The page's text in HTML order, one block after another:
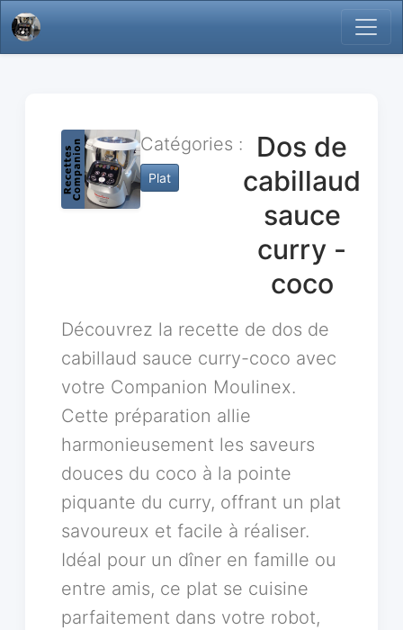
Catégories :
Plat
Dos de
cabillaud
sauce
curry -
coco
Découvrez la recette de dos de
cabillaud sauce curry-coco avec
votre Companion Moulinex.
Cette préparation allie
harmonieusement les saveurs
douces du coco à la pointe
piquante du curry, offrant un plat
savoureux et facile à réaliser.
Idéal pour un dîner en famille ou
entre amis, ce plat se cuisine
parfaitement dans votre robot,